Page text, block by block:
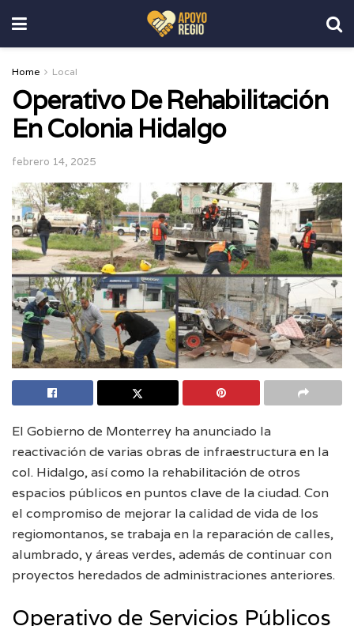
Home Local
Operativo De Rehabilitación
En Colonia Hidalgo
febrero 14, 2025
El Gobierno de Monterrey ha anunciado la
reactivación de varias obras de infraestructura en la
col. Hidalgo, así como la rehabilitación de otros
espacios públicos en puntos clave de la ciudad. Con
el compromiso de mejorar la calidad de vida de los
regiomontanos, se trabaja en la reparación de calles,
alumbrado, y áreas verdes, además de continuar con
proyectos heredados de administraciones anteriores.
Operativo de Servicios Públicos